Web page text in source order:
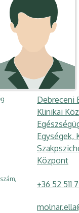
Debreceni
Klinikai
Egységek,
Központ
+36 52 511